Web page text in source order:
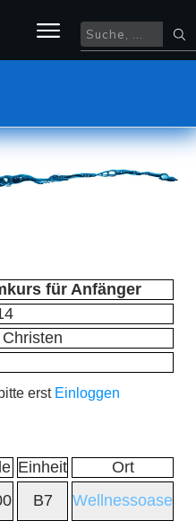
für Anfänger
erst Einloggen
Einheit
Ort
B7
Wellnessoase